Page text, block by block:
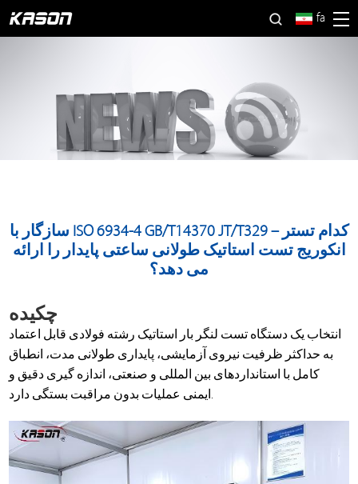
fa
سازگار با ISO 6934-4 GB/T14370 JT/T329 – کدام تستر
انکوریج تست استاتیک طولانی ساعتی پایدار را ارائه
می دهد؟
چکیده
انتخاب یک دستگاه تست لنگر بار استاتیک رشته فولادی قابل اعتماد
به حداکثر ظرفیت نیروی آزمایشی، پایداری طولانی مدت، انطباق
کامل با استانداردهای بین المللی و صنعتی، اندازه گیری دقیق و
ایمنی عملیات بدون مراقبت بستگی دارد.